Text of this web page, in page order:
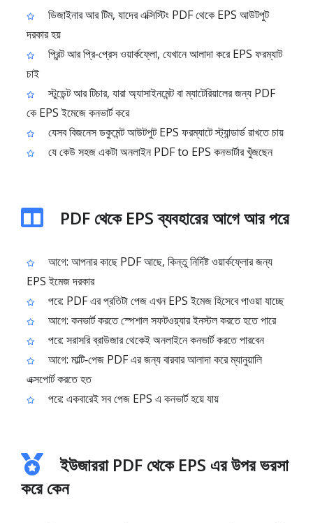
ডিজাইনার আর টিম, যাদের এক্সিস্টিং PDF থেকে EPS আউটপুট
দরকার হয়
প্রিন্ট আর প্রি‑প্রেস ওয়ার্কফ্লো, যেখানে আলাদা করে EPS ফরম্যাট
চাই
স্টুডেন্ট আর টিচার, যারা অ্যাসাইনমেন্ট বা ম্যাটেরিয়ালের জন্য PDF
কে EPS ইমেজে কনভার্ট করে
যেসব বিজনেস ডকুমেন্ট আউটপুট EPS ফরম্যাটে স্ট্যান্ডার্ড রাখতে চায়
যে কেউ সহজ একটা অনলাইন PDF to EPS কনভার্টার খুঁজছেন
PDF থেকে EPS ব্যবহারের আগে আর পরে
আগে: আপনার কাছে PDF আছে, কিন্তু নির্দিষ্ট ওয়ার্কফ্লোর জন্য
EPS ইমেজ দরকার
পরে: PDF এর প্রতিটা পেজ এখন EPS ইমেজ হিসেবে পাওয়া যাচ্ছে
আগে: কনভার্ট করতে স্পেশাল সফটওয়্যার ইনস্টল করতে হতে পারে
পরে: সরাসরি ব্রাউজার থেকেই অনলাইনে কনভার্ট করতে পারবেন
আগে: মাল্টি‑পেজ PDF এর জন্য বারবার আলাদা করে ম্যানুয়ালি
এক্সপোর্ট করতে হত
পরে: একবারেই সব পেজ EPS এ কনভার্ট হয়ে যায়
ইউজাররা PDF থেকে EPS এর উপর ভরসা
করে কেন